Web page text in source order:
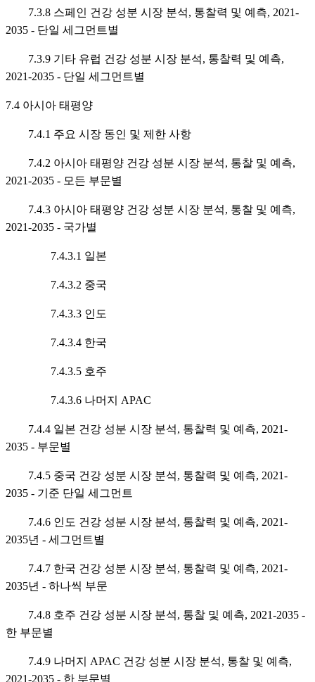
7.3.8 스페인 건강 성분 시장 분석, 통찰력 및 예측, 2021-
2035 - 단일 세그먼트별
7.3.9 기타 유럽 건강 성분 시장 분석, 통찰력 및 예측,
2021-2035 - 단일 세그먼트별
7.4 아시아 태평양
7.4.1 주요 시장 동인 및 제한 사항
7.4.2 아시아 태평양 건강 성분 시장 분석, 통찰 및 예측,
2021-2035 - 모든 부문별
7.4.3 아시아 태평양 건강 성분 시장 분석, 통찰 및 예측,
2021-2035 - 국가별
7.4.3.1 일본
7.4.3.2 중국
7.4.3.3 인도
7.4.3.4 한국
7.4.3.5 호주
7.4.3.6 나머지 APAC
7.4.4 일본 건강 성분 시장 분석, 통찰력 및 예측, 2021-
2035 - 부문별
7.4.5 중국 건강 성분 시장 분석, 통찰력 및 예측, 2021-
2035 - 기준 단일 세그먼트
7.4.6 인도 건강 성분 시장 분석, 통찰력 및 예측, 2021-
2035년 - 세그먼트별
7.4.7 한국 건강 성분 시장 분석, 통찰력 및 예측, 2021-
2035년 - 하나씩 부문
7.4.8 호주 건강 성분 시장 분석, 통찰 및 예측, 2021-2035 -
한 부문별
7.4.9 나머지 APAC 건강 성분 시장 분석, 통찰 및 예측,
2021-2035 - 한 부문별